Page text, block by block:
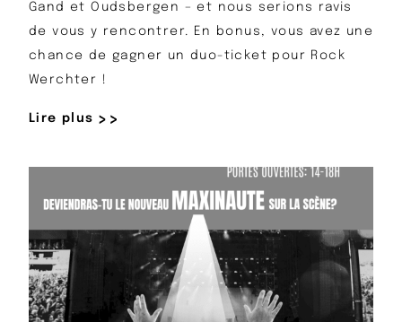
Gand et Oudsbergen – et nous serions ravis
de vous y rencontrer. En bonus, vous avez une
chance de gagner un duo-ticket pour Rock
Werchter !
Lire plus